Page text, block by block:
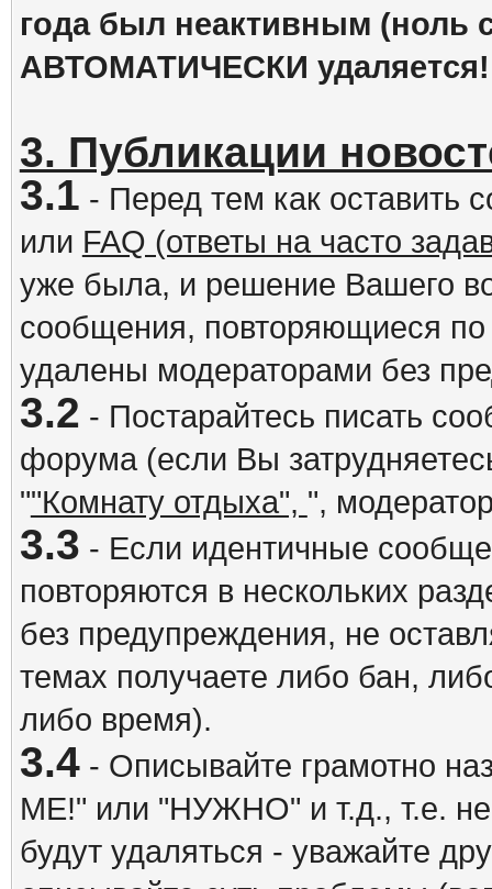
года был неактивным (ноль
АВТОМАТИЧЕСКИ удаляется!
3. Публикации
3.1 - Перед тем как оставить
или FAQ (ответы на часто
уже была, и решение Вашего
сообщения, повторяющиеся
удалены модераторами без
3.2 - Постарайтесь писать
форума (если Вы
""Комнату отдыха", ",
3.3 - Если идентичные
повторяются в нескольких
без предупреждения, не
темах получаете либо бан,
либо время).
3.4- Описывайте грамотно
ME!" или "НУЖНО" и т.д., т.е.
будут удаляться - уважайте